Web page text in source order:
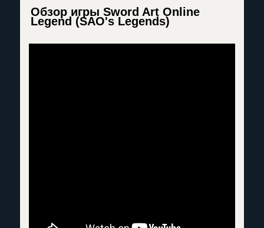
Обзор игры Sword Art Online
Legend (SAO's Legends)